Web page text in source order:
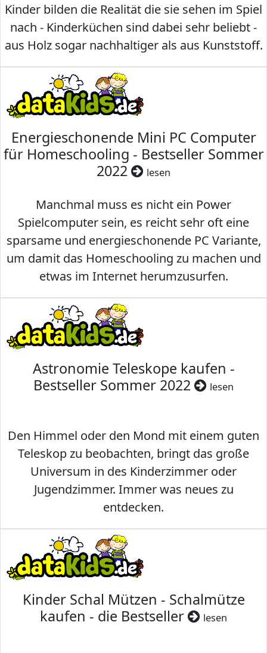
Kinder bilden die Realität die sie sehen im Spiel
nach - Kinderküchen sind dabei sehr beliebt -
aus Holz sogar nachhaltiger als aus Kunststoff.
Energieschonende Mini PC Computer
für Homeschooling - Bestseller Sommer
2022
lesen
Manchmal muss es nicht ein Power
Spielcomputer sein, es reicht sehr oft eine
sparsame und energieschonende PC Variante,
um damit das Homeschooling zu machen und
etwas im Internet herumzusurfen.
Astronomie Teleskope kaufen -
Bestseller Sommer 2022
lesen
Den Himmel oder den Mond mit einem guten
Teleskop zu beobachten, bringt das große
Universum in des Kinderzimmer oder
Jugendzimmer. Immer was neues zu
entdecken.
Kinder Schal Mützen - Schalmütze
kaufen - die Bestseller
lesen